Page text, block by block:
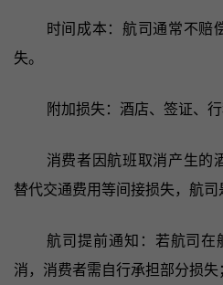
时间成本：航司通常不赔
失。
附加损失：酒店、签证、
消费者因航班取消产生的
替代交通费用等间接损失，航司
航司提前通知：若航司在
消，消费者需自行承担部分损失